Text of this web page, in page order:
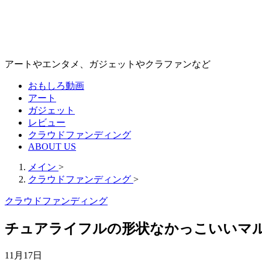
アートやエンタメ、ガジェットやクラファンなど
おもしろ動画
アート
ガジェット
レビュー
クラウドファンディング
ABOUT US
メイン >
クラウドファンディング >
クラウドファンディング
チュアライフルの形状なかっこいいマ
11月17日